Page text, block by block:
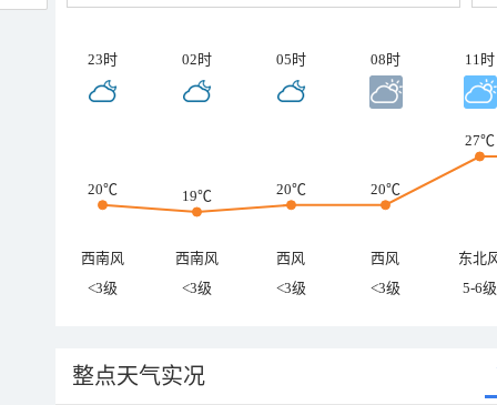
23时 02时 05时 08时 11时
20℃ 19℃ 20℃ 20℃
27℃
西南风 西南风 西风 西风
东北
<3级
<3级 <3级 <3级 5-6级
整点天气实况